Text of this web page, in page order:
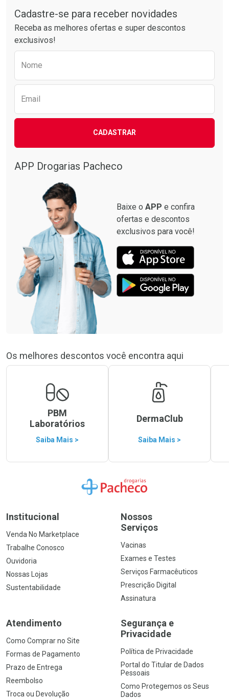
Por R$ 64,79/cada
Por R$ 25,27/cada
Cadastre-se para receber novidades
Receba as melhores ofertas e super descontos
exclusivos!
Nome
Email
CADASTRAR
APP Drogarias Pacheco
Baixe o APP e confira
ofertas e descontos
exclusivos para você!
Os melhores descontos você encontra aqui
PBM
Laboratórios
Saiba Mais >
DermaClub
Saiba Mais >
Ir para a Home
Institucional
Venda No Marketplace
Trabalhe Conosco
Ouvidoria
Nossas Lojas
Sustentabilidade
Nossos
Serviços
Vacinas
Exames e Testes
Serviços Farmacêuticos
Prescrição Digital
Assinatura
Atendimento
Como Comprar no Site
Formas de Pagamento
Prazo de Entrega
Reembolso
Troca ou Devolução
Segurança e
Privacidade
Política de Privacidade
Portal do Titular de Dados
Pessoais
Como Protegemos os Seus
Dados